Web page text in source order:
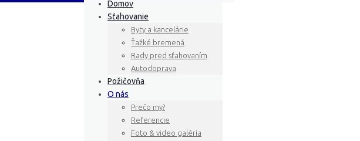
Domov
Sťahovanie
Byty a kancelárie
Ťažké bremená
Rady pred sťahovaním
Autodoprava
Požičovňa
O nás
Prečo my?
Referencie
Foto & video galéria